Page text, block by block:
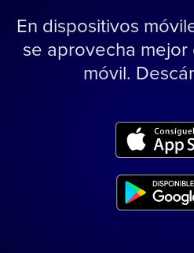
En dispositivos
se aprovecha mejor
móvil.